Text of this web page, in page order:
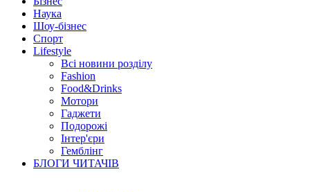
Наука
Шоу-бізнес
Спорт
Lifestyle
Всі новини розділу
Fashion
Food&Drinks
Мотори
Гаджети
Подорожі
Інтер'єри
Гемблінг
БЛОГИ ЧИТАЧІВ